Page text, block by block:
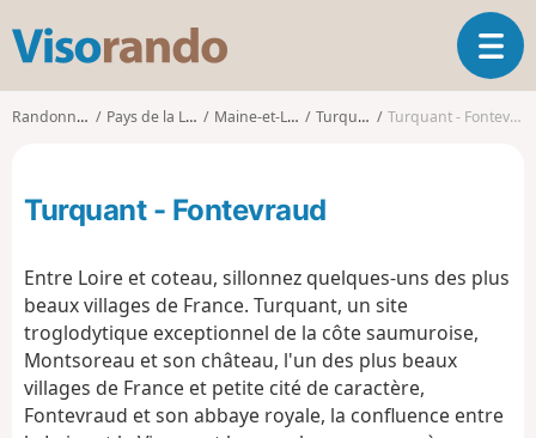
s
o
d
O
u
v
a
t
Randonnées Pays de la Loire Maine-et-Loire Turquant Turquant - Fontevraud
Turquant - Fontevraud
Entre Loire et coteau, sillonnez quelques-uns des plus
beaux villages de France. Turquant, un site
troglodytique exceptionnel de la côte saumuroise,
Montsoreau et son château, l'un des plus beaux
villages de France et petite cité de caractère,
Fontevraud et son abbaye royale, la confluence entre